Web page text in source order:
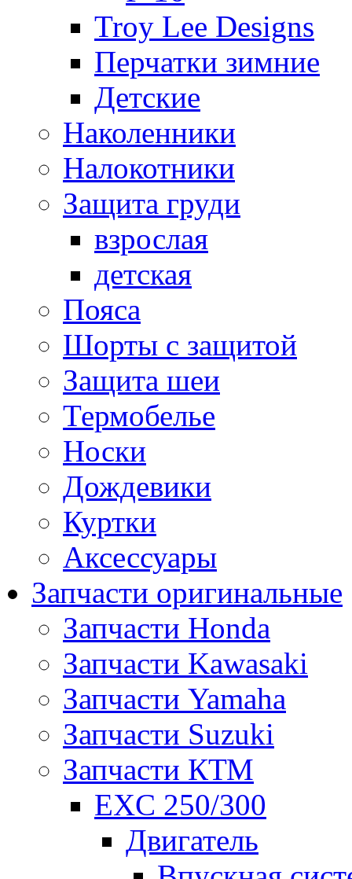
Troy Lee Designs
Перчатки зимние
Детские
Наколенники
Налокотники
Защита груди
взрослая
детская
Пояса
Шорты с защитой
Защита шеи
Термобелье
Носки
Дождевики
Куртки
Аксессуары
Запчасти оригинальные
Запчасти Honda
Запчасти Kawasaki
Запчасти Yamaha
Запчасти Suzuki
Запчасти КТМ
EXC 250/300
Двигатель